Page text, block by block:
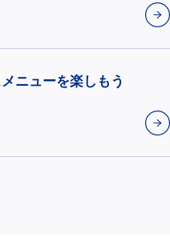
ニューを楽しもう